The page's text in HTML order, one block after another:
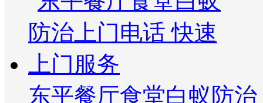
东平餐厅食堂白蚁防